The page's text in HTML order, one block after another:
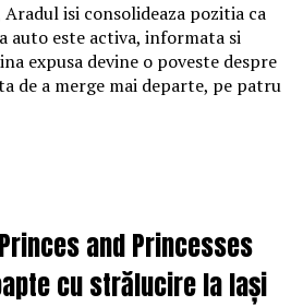
isi consolideaza pozitia ca
auto este activa, informata si
expusa devine o poveste despre
de a merge mai departe, pe patru
and Princesses
cu strălucire la Iași